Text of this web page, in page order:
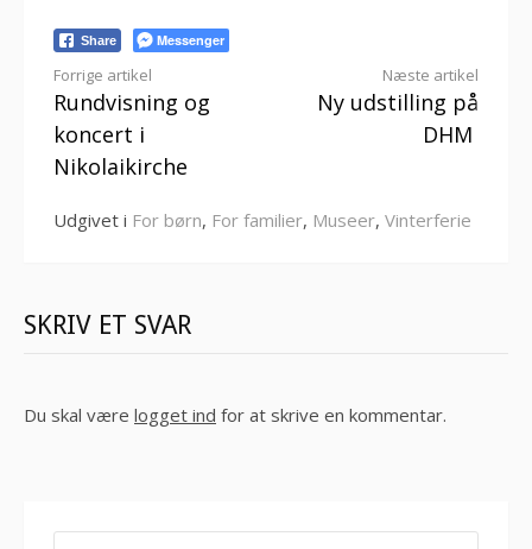
Share Messenger
Læs
videre
Forrige artikel
Rundvisning og
koncert i
Nikolaikirche
Næste artikel
Ny udstilling på
DHM
Udgivet i For børn, For familier, Museer, Vinterferie
SKRIV ET SVAR
Du skal være logget ind for at skrive en kommentar.